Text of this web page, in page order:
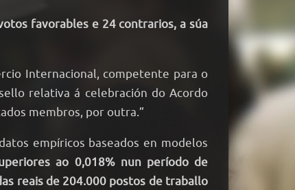
favorables e 24 contrarios, a súa
Internacional, competente para o
relativa á celebración do Acordo
membros, por outra.”
empíricos baseados en modelos
ao 0,018% nun período de
reais de 204.000 postos de traballo